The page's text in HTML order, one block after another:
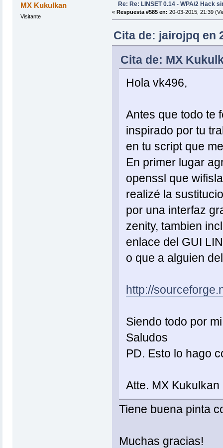
MX Kukulkan
Visitante
Re: Re: LINSET 0.14 - WPA/2 Hack
« Respuesta #585 en: 20-03-2015, 21:39
Cita de: jairojpq en
Cita de: MX
Hola vk496,
Antes que todo te
inspirado por tu
en tu script que
En primer lugar
openssl que
realizé la
por una interfaz
zenity, tambien
enlace del GUI
o que a alguien
http://
Siendo todo por
Saludos
PD. Esto lo hago
Atte. MX Kukulkan
Tiene buena pinta
Muchas gracias!